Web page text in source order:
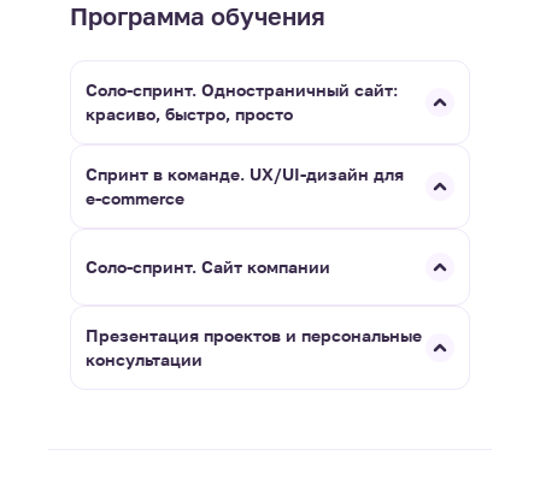
Программа обучения
Соло-спринт. Одностраничный сайт:
красиво, быстро, просто
Спринт в команде. UX/UI-дизайн для
e-commerce
Соло-спринт. Сайт компании
Презентация проектов и персональные
консультации